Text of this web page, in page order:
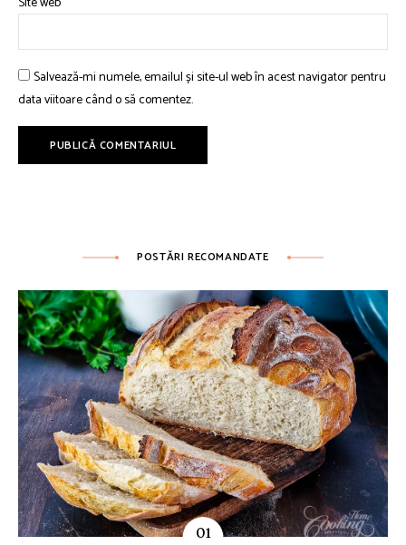
Salvează-mi numele, emailul și site-ul web în acest navigator pentru
data viitoare când o să comentez.
POSTĂRI RECOMANDATE